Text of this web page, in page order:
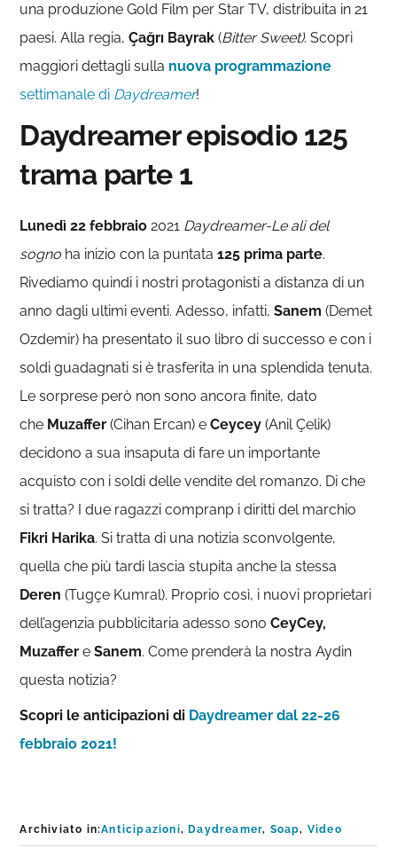
una produzione Gold Film per Star TV, distribuita in 21
paesi. Alla regia,Çağrı Bayrak (Bitter Sweet). Scopri
maggiori dettagli sulla nuova programmazione
settimanale di Daydreamer!
Daydreamer episodio 125
trama parte 1
Lunedì 22 febbraio 2021 Daydreamer-Le ali del
sogno ha inizio con la puntata125 prima parte.
Rivediamo quindi i nostri protagonisti a distanza di un
anno dagli ultimi eventi. Adesso, infatti,Sanem(Demet
Ozdemir) ha presentato il suo libro di successo e con i
soldi guadagnati si è trasferita in una splendida tenuta.
Le sorprese però non sono ancora finite, dato
che Muzaffer (Cihan Ercan) eCeycey (Anil Çelik)
decidono a sua insaputa di fare un importante
acquisto con i soldi delle vendite del romanzo. Di che
si tratta? I due ragazzi compranp i diritti del marchio
Fikri Harika. Si tratta di una notizia sconvolgente,
quella che più tardi lascia stupita anche la stessa
Deren(Tugçe Kumral). Proprio così, i nuovi proprietari
dell’agenzia pubblicitaria adesso sonoCeyCey,
Muzaffere Sanem. Come prenderà la nostra Aydin
questa notizia?
Scopri le anticipazioni di Daydreamer dal 22-26
febbraio 2021!
Archiviato in:Anticipazioni, Daydreamer, Soap, Video